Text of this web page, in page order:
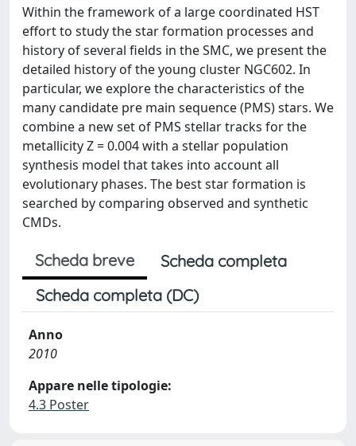
Within the framework of a large coordinated HST
effort to study the star formation processes and
history of several fields in the SMC, we present the
detailed history of the young cluster NGC602. In
particular, we explore the characteristics of the
many candidate pre main sequence (PMS) stars. We
combine a new set of PMS stellar tracks for the
metallicity Z = 0.004 with a stellar population
synthesis model that takes into account all
evolutionary phases. The best star formation is
searched by comparing observed and synthetic
CMDs.
Scheda breve
Scheda completa
Scheda completa (DC)
Anno
2010
Appare nelle tipologie:
4.3 Poster